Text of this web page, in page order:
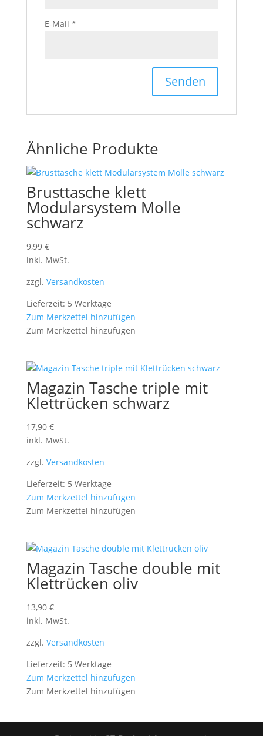
E-Mail *
Ähnliche Produkte
Brusttasche klett
Modularsystem Molle
schwarz
9,99 €
inkl. MwSt.
zzgl. Versandkosten
Lieferzeit: 5 Werktage
Zum Merkzettel hinzufügen
Zum Merkzettel hinzufügen
Magazin Tasche triple mit
Klettrücken schwarz
17,90 €
inkl. MwSt.
zzgl. Versandkosten
Lieferzeit: 5 Werktage
Zum Merkzettel hinzufügen
Zum Merkzettel hinzufügen
Magazin Tasche double mit
Klettrücken oliv
13,90 €
inkl. MwSt.
zzgl. Versandkosten
Lieferzeit: 5 Werktage
Zum Merkzettel hinzufügen
Zum Merkzettel hinzufügen